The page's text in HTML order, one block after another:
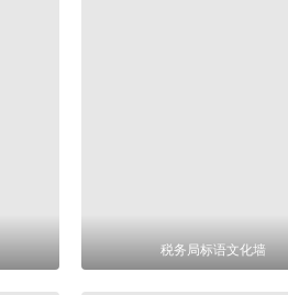
税务局标语文化墙